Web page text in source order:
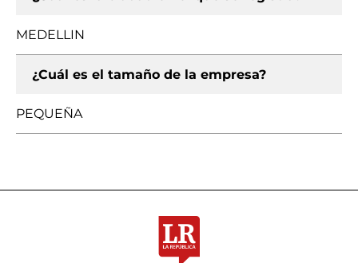
MEDELLIN
¿Cuál es el tamaño de la empresa?
PEQUEÑA